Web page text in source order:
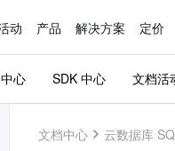
动 产品 解决方案 定价
心 SDK 中心 文档活
文档中心 云数据库